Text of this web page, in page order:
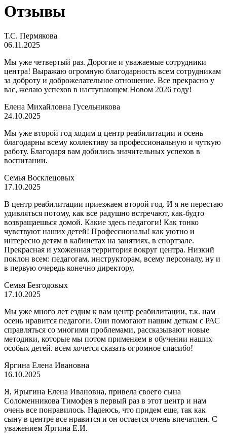
Отзывы
Т.С. Пермякова
06.11.2025
Мы уже четвертый раз. Дорогие и уважаемые сотрудники
центра! Выражаю огромную благодарность всем сотрудникам
за доброту и доброжелательное отношение. Все прекрасно у
вас, желаю успехов в наступающем Новом 2026 году!
Елена Михайловна Гусельникова
24.10.2025
Мы уже второй год ходим ц центр реабилитации и осень
благодарны всему коллективу за профессиональную и чуткую
работу. Благодаря вам добились значительных успехов в
воспитании.
Семья Восклецовых
17.10.2025
В центр реабилитации приезжаем второй год. И я не перестаю
удивляться потому, как все радушно встречают, как-будто
возвращаешься домой. Какие здесь педагоги! Как тонко
чувствуют наших детей! Профессионалы! как уютно и
интересно детям в кабинетах на занятиях, в спортзале.
Прекрасная и ухоженная территория вокруг центра. Низкий
поклон всем: педагогам, инструкторам, всему персоналу, ну и
в первую очередь конечно директору.
Семья Безгодовых
17.10.2025
Мы уже много лет ездим к вам центр реабилитации, т.к. нам
осень нравится педагоги. Они помогают нашим деткам с РАС
справляться со многими проблемами, рассказывают новые
методики, которые мы потом применяем в обучении наших
особых детей. всем хочется сказать огромное спасибо!
Яргина Елена Ивановна
16.10.2025
Я, Ярыгина Елена Ивановна, привела своего сына
Соломенникова Тимофея в первый раз в этот центр и нам
очень все понравилось. Надеюсь, что придем еще, так как
сыну в центре все нравится и он остается очень впечатлен. С
уважением Яргина Е.И.